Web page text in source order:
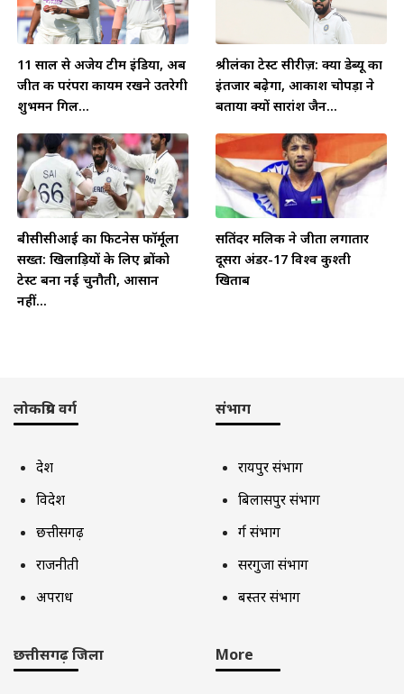
11 साल से अजेय टीम इंडिया, अब
जीत की परंपरा कायम रखने उतरेगी
शुभमन गिल...
श्रीलंका टेस्ट सीरीज़: क्या डेब्यू का
इंतजार बढ़ेगा, आकाश चोपड़ा ने
बताया क्यों सारांश जैन...
बीसीसीआई का फिटनेस फॉर्मूला
सख्त: खिलाड़ियों के लिए ब्रोंको
टेस्ट बना नई चुनौती, आसान
नहीं...
सतिंदर मलिक ने जीता लगातार
दूसरा अंडर-17 विश्व कुश्ती
खिताब
लोकप्रिय वर्ग
देश
विदेश
छत्तीसगढ़
राजनीती
अपराध
संभाग
रायपुर संभाग
बिलासपुर संभाग
दुर्ग संभाग
सरगुजा संभाग
बस्तर संभाग
छत्तीसगढ़ जिला More